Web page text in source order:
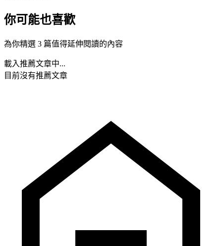
你可能也喜歡
為你精選 3 篇值得延伸閱讀的內容
載入推薦文章中...
目前沒有推薦文章